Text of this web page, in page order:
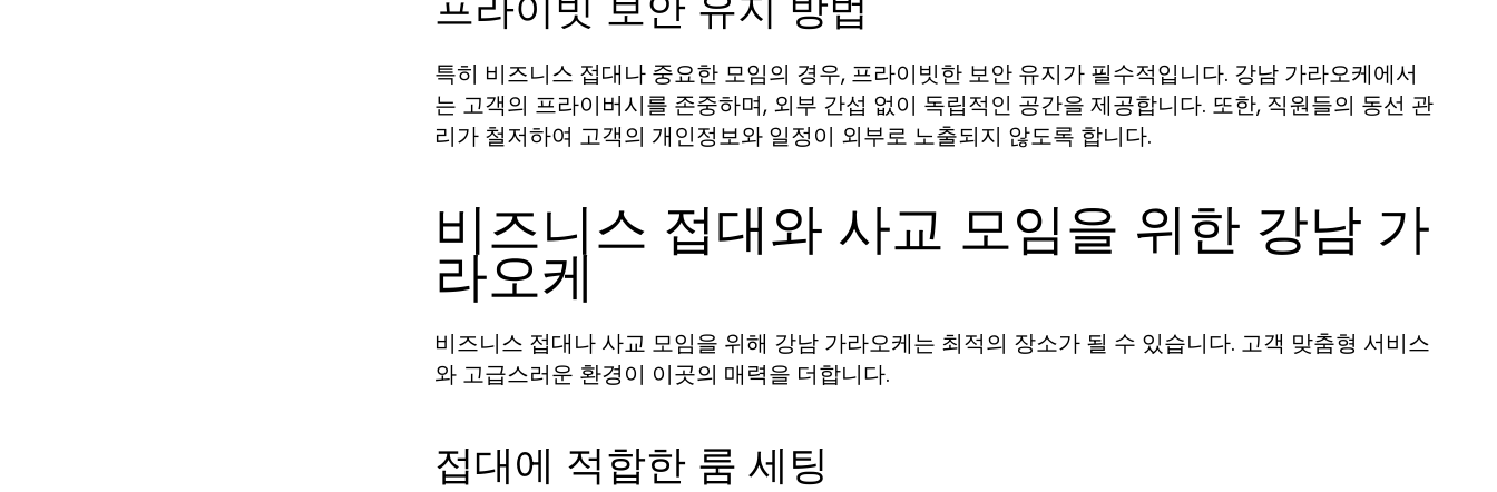
특히 비즈니스 접대나 중요한 모임의 경우, 프라이빗한 보안 유지가 필수적입니다. 강남 가라오케에서
는 고객의 프라이버시를 존중하며, 외부 간섭 없이 독립적인 공간을 제공합니다. 또한, 직원들의 동선 관
리가 철저하여 고객의 개인정보와 일정이 외부로 노출되지 않도록 합니다.
비즈니스 접대와 사교 모임을 위한 강남 가
라오케
비즈니스 접대나 사교 모임을 위해 강남 가라오케는 최적의 장소가 될 수 있습니다. 고객 맞춤형 서비스
와 고급스러운 환경이 이곳의 매력을 더합니다.
접대에 적합한 룸 세팅